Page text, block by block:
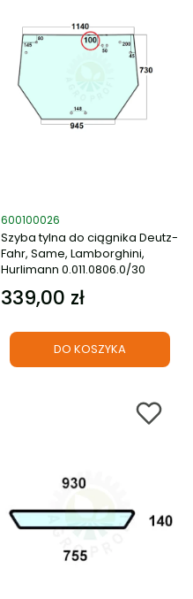
Kod produktu
600100026
Szyba tylna do ciągnika Deutz-
Fahr, Same, Lamborghini,
Hurlimann 0.011.0806.0/30
Cena
339,00 zł
DO KOSZYKA